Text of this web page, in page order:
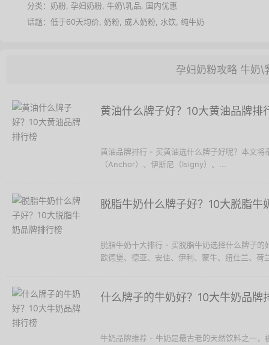
分类： 奶粉 孕妇奶粉 牛奶\乳品
国内优惠
话题： 低于60天均价 奶粉 成人奶粉 水饮 纯牛奶
孕妇奶粉攻略 牛奶\
黄油什么牌子好？10大黄油品牌排
黄油品牌排行 - 买黄油选什么牌子好呢？本文
（Anchor）、伊斯尼（Isigny）、...
脱脂牛奶什么牌子好？10大脱脂牛
脱脂牛奶十大排行 - 买脱脂牛奶选择什么牌子
欧德堡、德亚、安佳、伊利、蒙牛、纽仕兰、荷
什么牌子的牛奶好？10大牛奶品牌
牛奶品牌推荐 - 牛奶是最古老的天然饮料之一，